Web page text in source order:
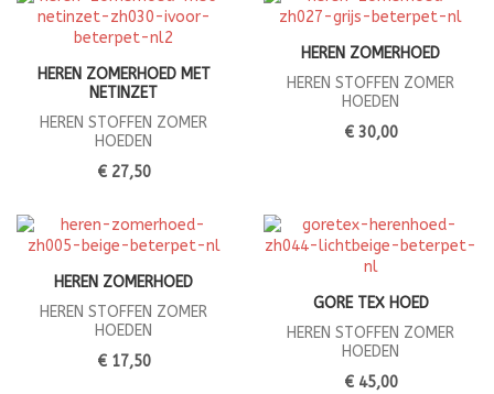
HEREN ZOMERHOED MET
NETINZET
HEREN STOFFEN ZOMER
HOEDEN
€ 27,50
HEREN ZOMERHOED
HEREN STOFFEN ZOMER
HOEDEN
€ 30,00
HEREN ZOMERHOED
HEREN STOFFEN ZOMER
HOEDEN
€ 17,50
GORE TEX HOED
HEREN STOFFEN ZOMER
HOEDEN
€ 45,00